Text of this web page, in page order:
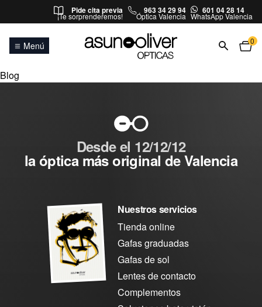
Saltar al contenidoPide cita previa
¡Te sorprenderemos!
963 34 29 94
Óptica Valencia
601 04 28 14
WhatsApp Valencia
Menú 0
Blog
Desde el 12/12/12
la óptica más original de Valencia
Nuestros servicios
Tienda online
Gafas graduadas
Gafas de sol
Lentes de contacto
Complementos